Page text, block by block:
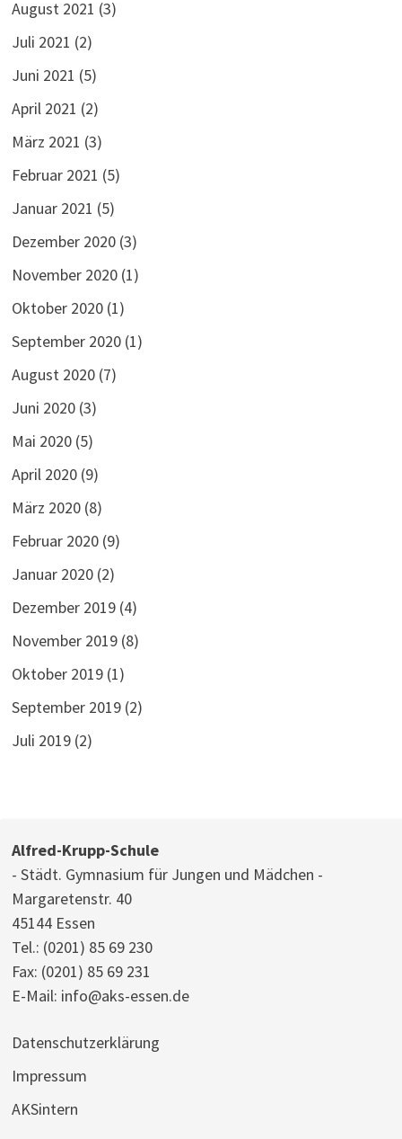
August 2021 (3)
Juli 2021 (2)
Juni 2021 (5)
April 2021 (2)
März 2021 (3)
Februar 2021 (5)
Januar 2021 (5)
Dezember 2020(3)
November 2020(1)
Oktober 2020(1)
September 2020(1)
August 2020(7)
Juni 2020(3)
Mai 2020(5)
April 2020(9)
März 2020(8)
Februar 2020(9)
Januar 2020(2)
Dezember 2019(4)
November 2019(8)
Oktober 2019(1)
September 2019(2)
Juli 2019(2)
Alfred-Krupp-Schule
- Städt. Gymnasium für Jungen und Mädchen -
Margaretenstr. 40
45144 Essen
Tel.: (0201) 85 69 230
Fax: (0201) 85 69 231
E-Mail: info@aks-essen.de
Datenschutzerklärung
Impressum
AKSintern